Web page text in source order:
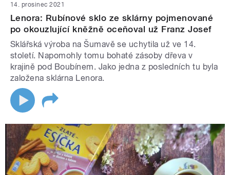
14. prosinec 2021
Lenora: Rubínové sklo ze sklárny pojmenované
po okouzlující kněžně oceňoval už Franz Josef
Sklářská výroba na Šumavě se uchytila už ve 14.
století. Napomohly tomu bohaté zásoby dřeva v
krajině pod Boubínem. Jako jedna z posledních tu byla
založena sklárna Lenora.